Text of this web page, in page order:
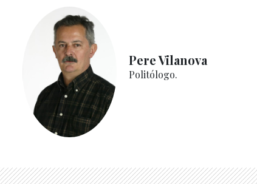
Pere Vilanova
Politólogo.